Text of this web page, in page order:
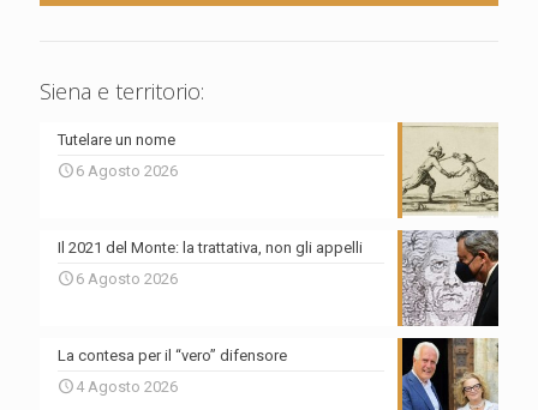
Siena e territorio:
Tutelare un nome
6 Agosto 2026
Il 2021 del Monte: la trattativa, non gli appelli
6 Agosto 2026
La contesa per il “vero” difensore
4 Agosto 2026